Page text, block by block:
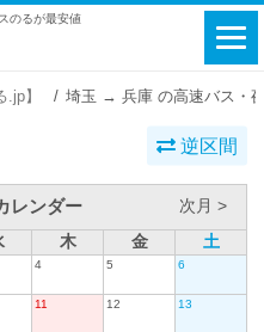
のるが最安値
】 埼玉 → 兵庫 の高速バス・
逆区間
レンダー
次月 >
木 金 土
4 5 6
11 12 13